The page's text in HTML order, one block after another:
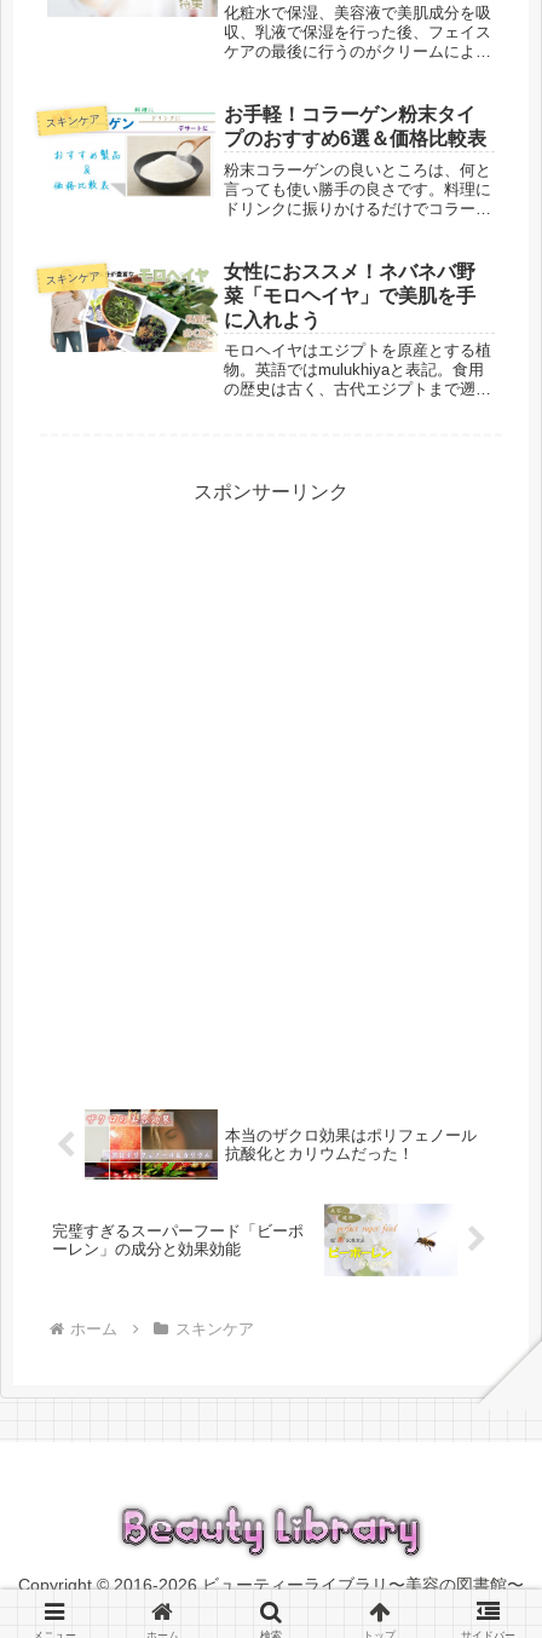
化粧水で保湿、美容液で美肌成分を吸
収、乳液で保湿を行った後、フェイス
ケアの最後に行うのがクリームによる
をしてあげると効果的。特に乾燥が厳
しい冬の時期は、しっかりとクリーム
で...
スキンケア
お手軽！コラーゲン粉末タイ
プのおすすめ6選＆価格比較表
粉末コラーゲンの良いところは、何と
言っても使い勝手の良さです。料理に
ドリンクに振りかけるだけでコラーゲ
える！？この記事では粉末コラーゲン
の中でも特にインターネット通販で人
気...
スキンケア
女性におススメ！ネバネバ野
菜「モロヘイヤ」で美肌を手
に入れよう
モロヘイヤはエジプトを原産とする植
物。英語ではmulukhiyaと表記。食用
の歴史は古く、古代エジプトまで遡る
スポンサーリンク
本当のザクロ効果はポリフェノール
抗酸化とカリウムだった！
完璧すぎるスーパーフード「ビーポ
ーレン」の成分と効果効能
ホーム スキンケア
Copyright © 2016-2026 ビューティーライブラリ〜美容の図書館〜
All Rights Reserved.
メニュー ホーム 検索 トップ サイドバー